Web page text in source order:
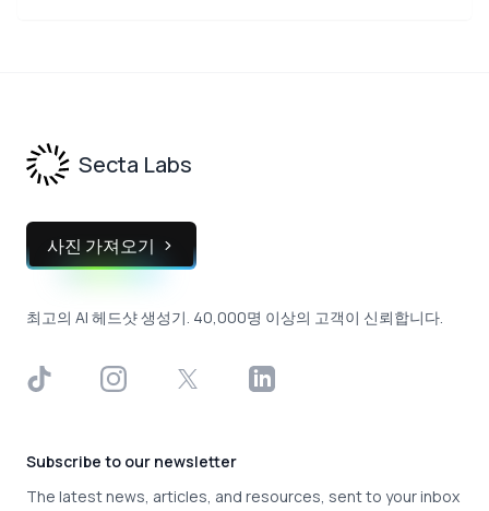
Secta Labs
사진 가져오기
최고의 AI 헤드샷 생성기. 40,000명 이상의 고객이 신뢰합니다.
TikTok InstagramX LinkedIn
Subscribe to our newsletter
The latest news, articles, and resources, sent to your inbox